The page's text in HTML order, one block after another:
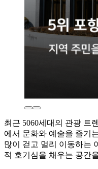
최근 5060세대의 관광 트
에서 문화와 예술을 즐기
많이 걷고 멀리 이동하는
적 호기심을 채우는 공간